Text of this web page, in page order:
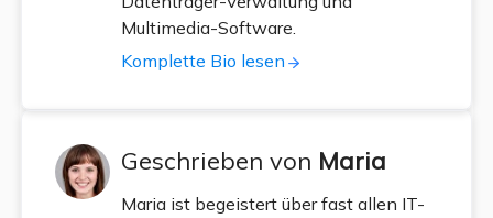
Multimedia-Software.
Komplette Bio lesen
Geschrieben von Maria
Maria ist begeistert über fast allen IT-